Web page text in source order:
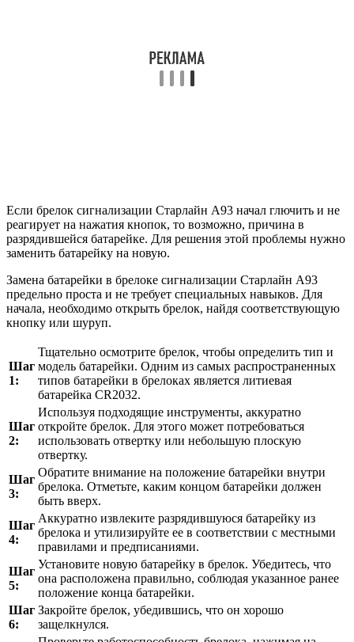
Если брелок сигнализации Старлайн А93 начал глючить и не
реагирует на нажатия кнопок, то возможно, причина в
разрядившейся батарейке. Для решения этой проблемы нужно
заменить батарейку на новую.
Замена батарейки в брелоке сигнализации Старлайн А93
предельно проста и не требует специальных навыков. Для
начала, необходимо открыть брелок, найдя соответствующую
кнопку или шуруп.
Шаг
1:
Тщательно осмотрите брелок, чтобы определить тип и
модель батарейки. Одним из самых распространенных
типов батарейки в брелоках является литиевая
батарейка CR2032.
Шаг
2:
Используя подходящие инструменты, аккуратно
откройте брелок. Для этого может потребоваться
использовать отвертку или небольшую плоскую
отвертку.
Шаг
3:
Обратите внимание на положение батарейки внутри
брелока. Отметьте, каким концом батарейки должен
быть вверх.
Шаг
4:
Аккуратно извлеките разрядившуюся батарейку из
брелока и утилизируйте ее в соответствии с местными
правилами и предписаниями.
Шаг
5:
Установите новую батарейку в брелок. Убедитесь, что
она расположена правильно, соблюдая указанное ранее
положение конца батарейки.
Шаг
6:
Закройте брелок, убедившись, что он хорошо
защелкнулся.